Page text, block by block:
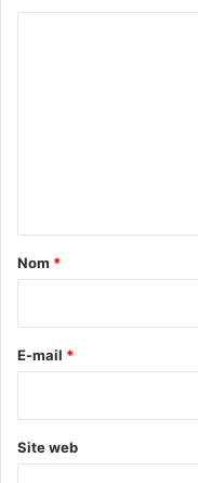
a
e
Nom *
E-mail *
Site web